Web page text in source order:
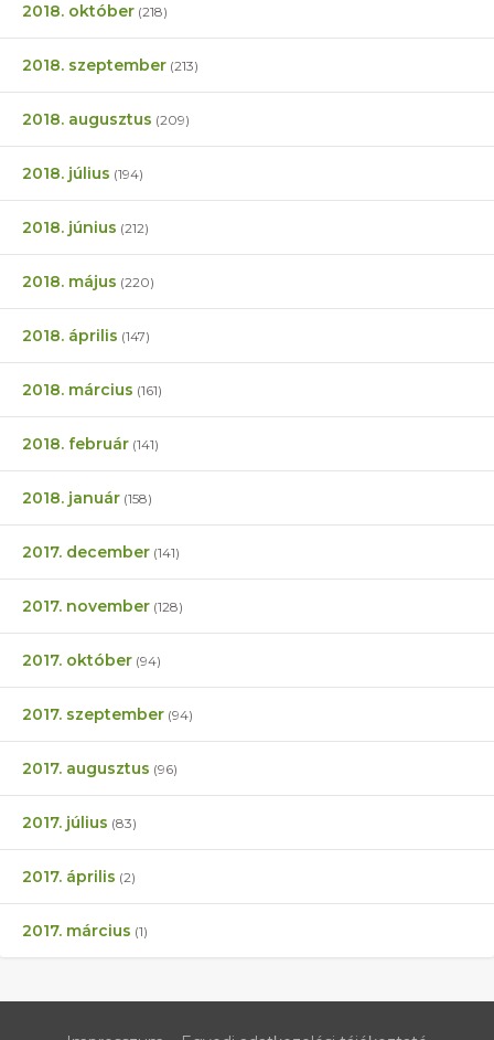
2018. október (218)
2018. szeptember (213)
2018. augusztus (209)
2018. július (194)
2018. június (212)
2018. május (220)
2018. április (147)
2018. március (161)
2018. február (141)
2018. január (158)
2017. december (141)
2017. november (128)
2017. október (94)
2017. szeptember (94)
2017. augusztus (96)
2017. július (83)
2017. április (2)
2017. március (1)